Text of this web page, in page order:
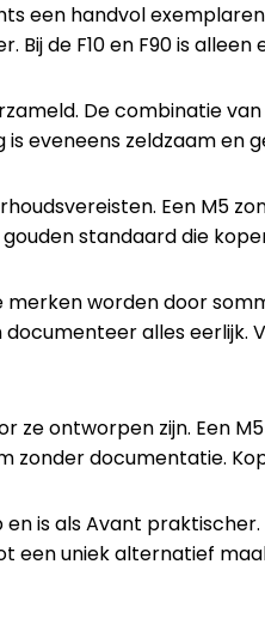
een handvol
Bij de F10 en F90 is
De combinatie
eveneens zeldzaam en
Een M5
standaard die
worden door
alles
ze ontworpen zijn. Een
zonder documentatie.
is als Avant
een uniek alternatief